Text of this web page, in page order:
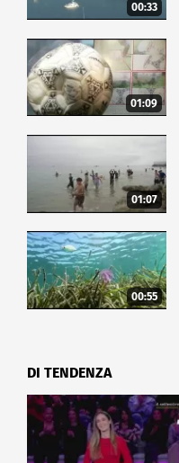
00:33
01:09
01:07
00:55
DI TENDENZA